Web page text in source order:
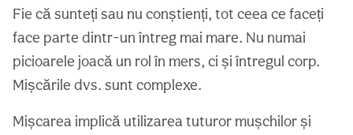
Fie că sunteți sau nu conștienți, tot ceea ce faceți
face parte dintr-un întreg mai mare. Nu numai
picioarele joacă un rol în mers, ci și întregul corp.
Mișcările dvs. sunt complexe.
Mișcarea implică utilizarea tuturor mușchilor și